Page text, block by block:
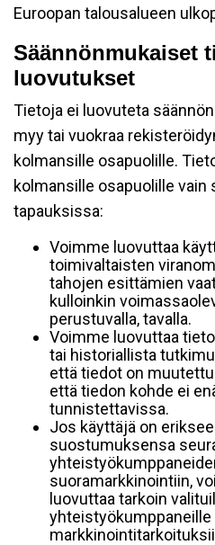
Euroopan talousalueen
Säännönmukaiset
luovutukset
Tietoja ei luovuteta
myy tai vuokraa
kolmansille osapuolille.
kolmansille osapuolille vain
tapauksissa:
Voimme luovuttaa
toimivaltaisten
tahojen esittämien
kulloinkin
perustuvalla, tavalla.
Voimme luovuttaa
tai historiallista
että tiedot on
että tiedon kohde ei
tunnistettavissa.
Jos käyttäjä on
suostumuksensa
suoramarkkinointiin,
luovuttaa tarkoin
yhteistyökumppaneille